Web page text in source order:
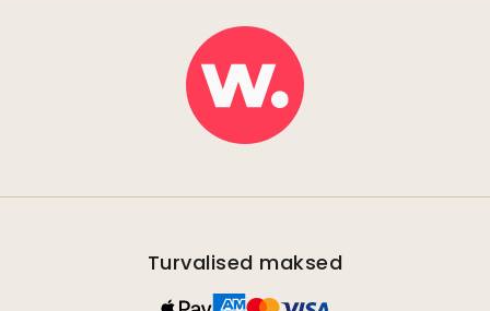
Turvalised maksed